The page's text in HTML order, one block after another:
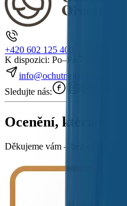
+420 602 125 400
K dispozici: Po–Pá 7:00–15:30
info@ochutnejorech.cz
Sledujte nás:
Ocenění, která
Děkujeme vám – bez vás